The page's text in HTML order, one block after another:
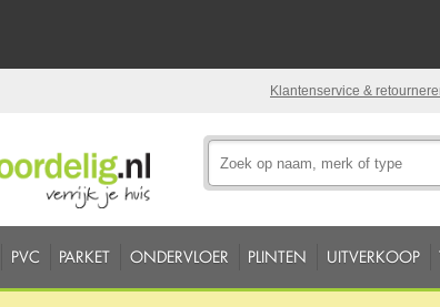
Klantenservice &
PVC PARKET ONDERVLOER PLINTEN UITVERKOOP